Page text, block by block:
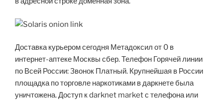
Доставка курьером сегодня Метадоксил от 0 в
интернет-аптеке Москвы сбер. Телефон Горячей линии
по Всей России: Звонок Платный. Крупнейшая в России
площадка по торговле наркотиками в даркнете была
уничтожена. Доступ к darknet market с телефона или